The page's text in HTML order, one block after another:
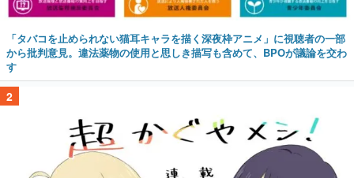
「タバコを止められない猫耳キャラを描く深夜枠アニメ」に視聴者の一部
から批判意見。違法薬物の使用と思しき描写も含めて、BPOが議論を交わ
す
2